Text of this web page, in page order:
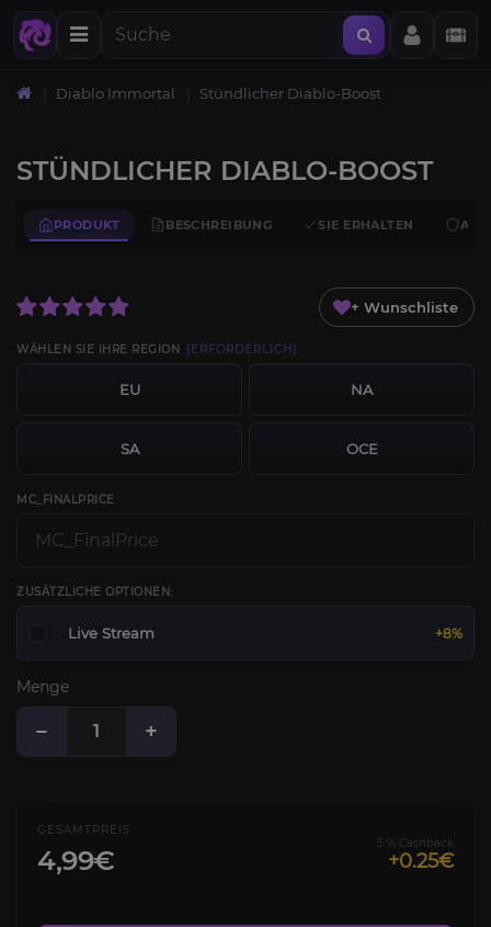
Diablo Immortal Stündlicher Diablo-Boost
STÜNDLICHER DIABLO-BOOST
PRODUKT BESCHREIBUNG SIE ERHALTEN
+ Wunschliste
WÄHLEN SIE IHRE REGION [ERFORDERLICH]
EU NA
SA OCE
MC_FINALPRICE
ZUSÄTZLICHE OPTIONEN:
Live Stream +8%
Menge
− +
GESAMTPREIS
4,99€
5 % Cashback
+0.25€